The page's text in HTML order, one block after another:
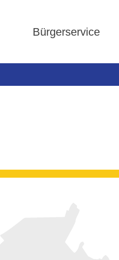
Bürgerservice